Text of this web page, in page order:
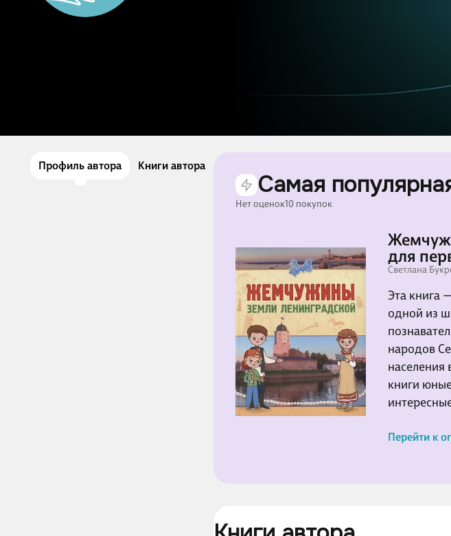
Профиль автора Книги автора
Самая
Нет оценок10 покупок
для
Светлана
Эта книга
одной из
народов
населения
книги
Перейти к